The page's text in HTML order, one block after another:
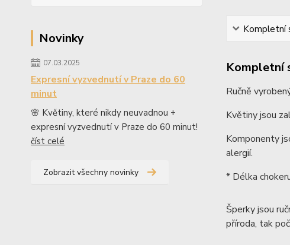
Novinky
07.03.2025
Expresní vyzvednutí v Praze do 60
minut
🌸 Květiny, které nikdy neuvadnou +
expresní vyzvednutí v Praze do 60 minut!
číst celé
Zobrazit všechny novinky
Kompletní
Kompletní
Ručně
Květiny jsou
Komponenty
alergií.
* Délka
Šperky jsou
příroda, tak